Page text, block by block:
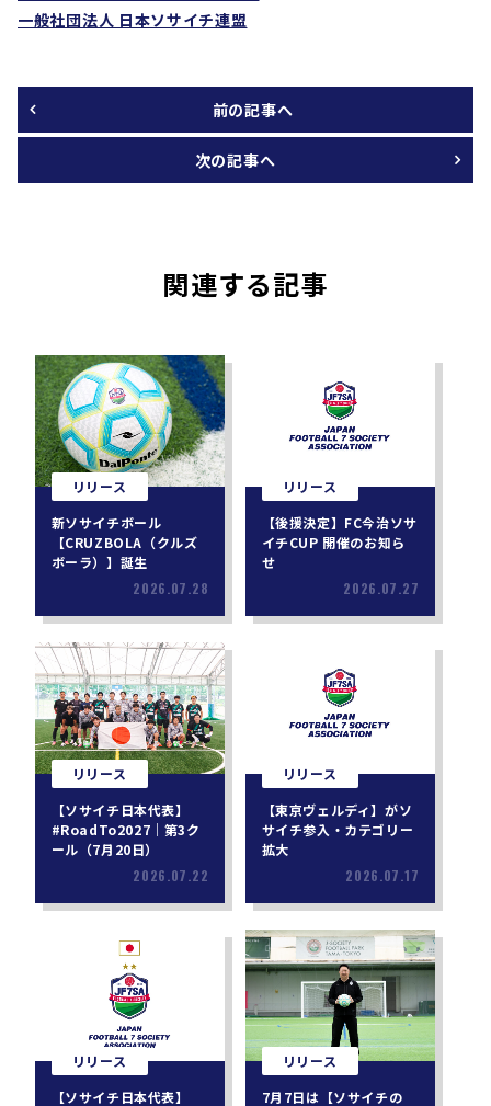
一般社団法人 日本ソサイチ連盟
前の記事へ
次の記事へ
関連する記事
リリース
新ソサイチボール
【CRUZBOLA（クルズ
ボーラ）】誕生
2026.07.28
リリース
【後援決定】FC今治ソサ
イチCUP 開催のお知ら
せ
2026.07.27
リリース
【ソサイチ日本代表】
#RoadTo2027｜第3ク
ール（7月20日）
2026.07.22
リリース
【東京ヴェルディ】がソ
サイチ参入・カテゴリー
拡大
2026.07.17
リリース
【ソサイチ日本代表】
リリース
7月7日は【ソサイチの